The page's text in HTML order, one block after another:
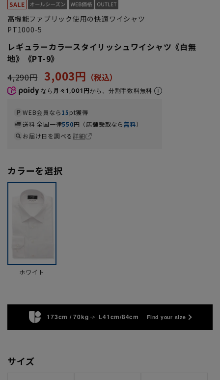
高機能ファブリック使用の快適ワイシャツ
PT1000-5
レギュラーカラースタイリッシュワイシャツ《白無
地》《PT-9》
4,290円 3,003円
なら 月々1,001円から。分割手数料無料
WEB会員なら15pt獲得
送料 全国一律550円（店舗受取なら無料）
お届け日を調べる詳細
カラーを選択
ホワイト
173cm / 70kg L41cm/84cm Find your size
サイズ